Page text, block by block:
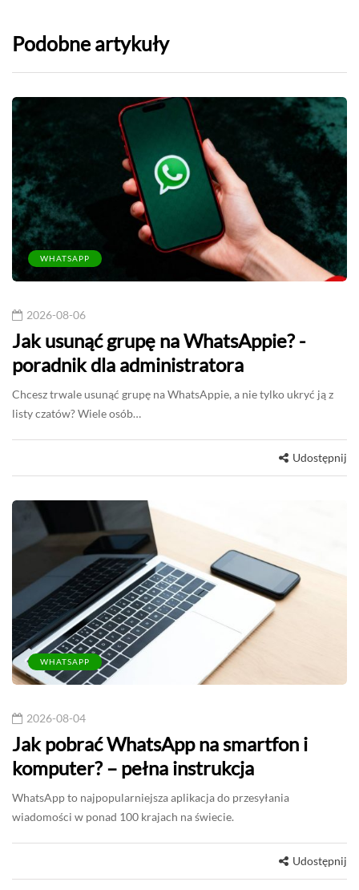
Podobne artykuły
WHATSAPP
2026-08-06
Jak usunąć grupę na WhatsAppie? -
poradnik dla administratora
Chcesz trwale usunąć grupę na WhatsAppie, a nie tylko ukryć ją z
listy czatów? Wiele osób…
Udostępnij
WHATSAPP
2026-08-04
Jak pobrać WhatsApp na smartfon i
komputer? – pełna instrukcja
WhatsApp to najpopularniejsza aplikacja do przesyłania
wiadomości w ponad 100 krajach na świecie.
Udostępnij